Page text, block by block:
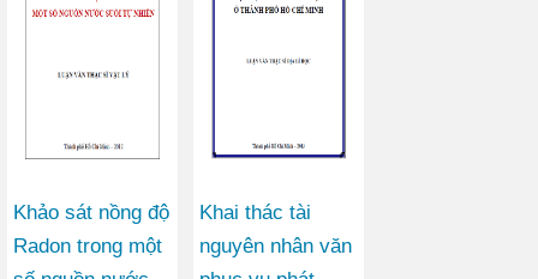
Khảo sát nồng độ
Radon trong một
Khai thác tài
nguyên nhân văn